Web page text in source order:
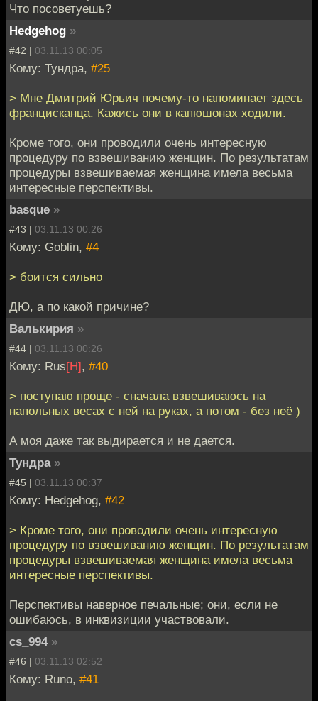
Что посоветуешь?
Hedgehog »
#42 | 03.11.13 00:05
Кому: Тундра, #25
> Мне Дмитрий Юрьич почему-то напоминает здесь
францисканца. Кажись они в капюшонах ходили.
Кроме того, они проводили очень интересную
процедуру по взвешиванию женщин. По результатам
процедуры взвешиваемая женщина имела весьма
интересные перспективы.
basque »
#43 | 03.11.13 00:26
Кому: Goblin, #4
> боится сильно
ДЮ, а по какой причине?
Валькирия »
#44 | 03.11.13 00:26
Кому: Rus[H], #40
> поступаю проще - сначала взвешиваюсь на
напольных весах с ней на руках, а потом - без неё )
А моя даже так выдирается и не дается.
Тундра »
#45 | 03.11.13 00:37
Кому: Hedgehog, #42
> Кроме того, они проводили очень интересную
процедуру по взвешиванию женщин. По результатам
процедуры взвешиваемая женщина имела весьма
интересные перспективы.
Перспективы наверное печальные; они, если не
ошибаюсь, в инквизиции участвовали.
cs_994 »
#46 | 03.11.13 02:52
Кому: Runo, #41